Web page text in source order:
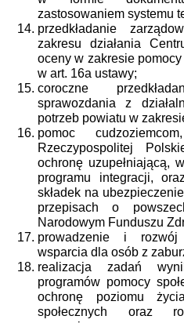
zastosowaniem systemu
przedkładanie
zakresu działania
oceny w zakresie
w art. 16a ustawy;
coroczne
sprawozdania z
potrzeb powiatu w
pomoc
Rzeczypospolitej
ochronę uzupełniającą,
programu integracji,
składek na
przepisach o
Narodowym Funduszu
prowadzenie i rozwój
wsparcia dla osób z
realizacja zadań
programów pomocy
ochronę poziomu
społecznych oraz